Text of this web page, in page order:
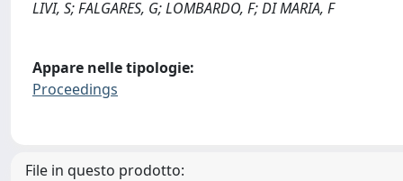
LIVI, S; FALGARES, G; LOMBARDO, F; DI MARIA, F
Appare nelle tipologie:
Proceedings
File in questo prodotto: